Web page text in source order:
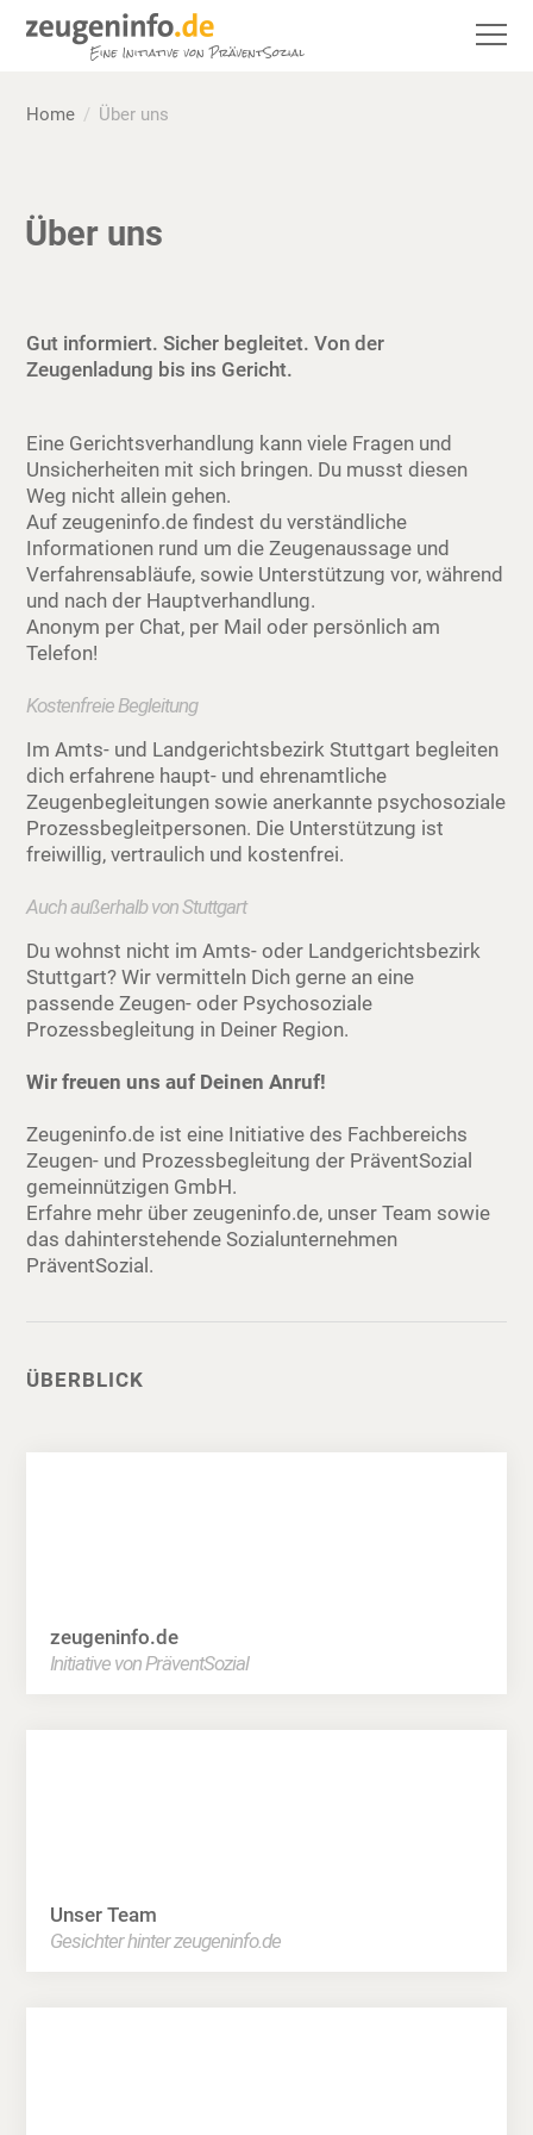
Home Über uns
Über uns
Gut informiert. Sicher begleitet. Von der
Zeugenladung bis ins Gericht.
Eine Gerichtsverhandlung kann viele Fragen und
Unsicherheiten mit sich bringen. Du musst diesen
Weg nicht allein gehen.
Auf zeugeninfo.de findest du verständliche
Informationen rund um die Zeugenaussage und
Verfahrensabläufe, sowie Unterstützung vor, während
und nach der Hauptverhandlung.
Anonym per Chat, per Mail oder persönlich am
Telefon!
Kostenfreie Begleitung
Im Amts- und Landgerichtsbezirk Stuttgart begleiten
dich erfahrene haupt- und ehrenamtliche
Zeugenbegleitungen sowie anerkannte psychosoziale
Prozessbegleitpersonen. Die Unterstützung ist
freiwillig, vertraulich und kostenfrei.
Auch außerhalb von Stuttgart
Du wohnst nicht im Amts- oder Landgerichtsbezirk
Stuttgart? Wir vermitteln Dich gerne an eine
passende Zeugen- oder Psychosoziale
Prozessbegleitung in Deiner Region.
Wir freuen uns auf Deinen Anruf!
Zeugeninfo.de ist eine Initiative des Fachbereichs
Zeugen- und Prozessbegleitung der PräventSozial
gemeinnützigen GmbH.
Erfahre mehr über zeugeninfo.de, unser Team sowie
das dahinterstehende Sozialunternehmen
PräventSozial.
ÜBERBLICK
zeugeninfo.de
Initiative von PräventSozial
Unser Team
Gesichter hinter zeugeninfo.de